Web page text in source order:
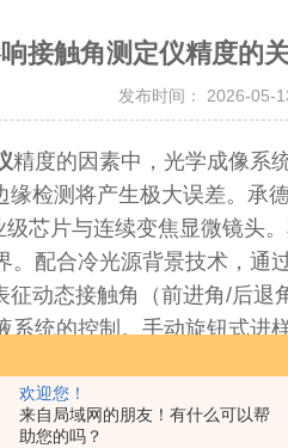
欢迎您！
来自局域网的朋友！有什么可以帮
助您的吗？
接触角测定仪精度的
发布时间： 2026-
精度的因素中，光学成像系
检测将产生极大误差。承
级芯片与连续变焦显微镜头
。配合冷光源背景技术，通
动态接触角（前进角/后退
统的控制。手动旋钮式进
搭载了精度高达0.001μL
是在测试超疏水材料时，